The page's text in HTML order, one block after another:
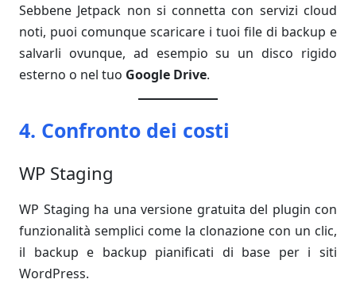
Sebbene Jetpack non si connetta con servizi cloud
noti, puoi comunque scaricare i tuoi file di backup e
salvarli ovunque, ad esempio su un disco rigido
esterno o nel tuo Google Drive.
4. Confronto dei costi
WP Staging
WP Staging ha una versione gratuita del plugin con
funzionalità semplici come la clonazione con un clic,
il backup e backup pianificati di base per i siti
WordPress.